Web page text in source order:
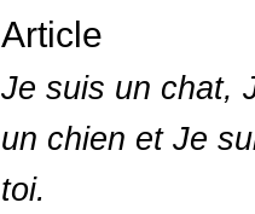
Article
Je suis un chat,
un chien et Je
toi.